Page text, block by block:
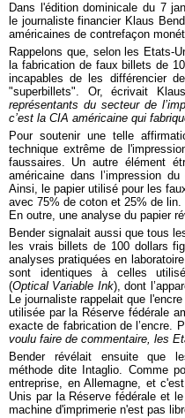
Dans l'édition dominicale du 7
le journaliste financier Klaus
américaines de contrefaçon
Rappelons que, selon les Etats-
la fabrication de faux billets de
incapables de les différencier
"superbillets". Or, écrivait
représentants du secteur de
c’est la CIA américaine qui
Pour soutenir une telle
technique extrême de
faussaires. Un autre élément
américaine dans l’impression
Ainsi, le papier utilisé pour les
avec 75% de coton et 25% de
En outre, une analyse du papier
Bender signalait aussi que tous
les vrais billets de 100 dollars
analyses pratiquées en
sont identiques à celles
(Optical Variable Ink), dont
Le journaliste rappelait que
utilisée par la Réserve fédérale
exacte de fabrication de l’encre.
voulu faire de commentaire, les
Bender révélait ensuite que
méthode dite Intaglio. Comme
entreprise, en Allemagne, et
Unis par la Réserve fédérale et
machine d'imprimerie n'est pas